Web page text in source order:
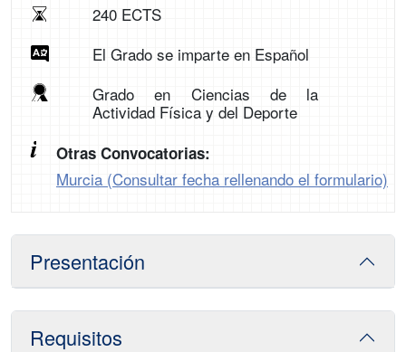
240 ECTS
El Grado se imparte en Español
Grado en Ciencias de la
Actividad Física y del Deporte
Otras Convocatorias:
Murcia (Consultar fecha rellenando el formulario)
Presentación
Requisitos